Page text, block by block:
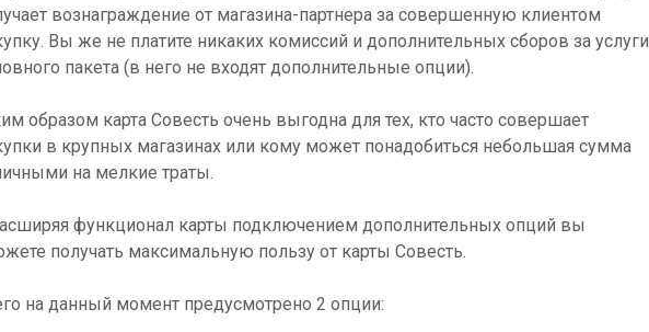
вознаграждение от магазина-партнера за совершенную клиентом
Вы же не платите никаких комиссий и дополнительных сборов за услуги
пакета (в него не входят дополнительные опции).
образом карта Совесть очень выгодна для тех, кто часто совершает
в крупных магазинах или кому может понадобиться небольшая сумма
на мелкие траты.
функционал карты подключением дополнительных опций вы
получать максимальную пользу от карты Совесть.
на данный момент предусмотрено 2 опции: